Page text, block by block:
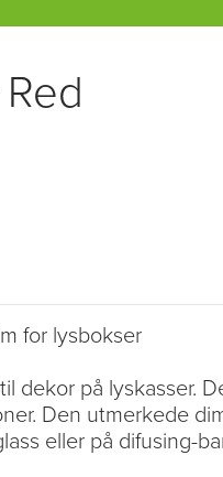
for lysbokser
dekor på lyskasser.
Den utmerkede
eller på difusing-